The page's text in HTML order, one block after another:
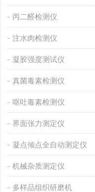
丙二醛检测仪
注水肉检测仪
凝胶强度测试仪
真菌毒素检测仪
呕吐毒素检测仪
界面张力测定仪
凝点倾点全自动测定仪
机械杂质测定仪
多样品组织研磨机